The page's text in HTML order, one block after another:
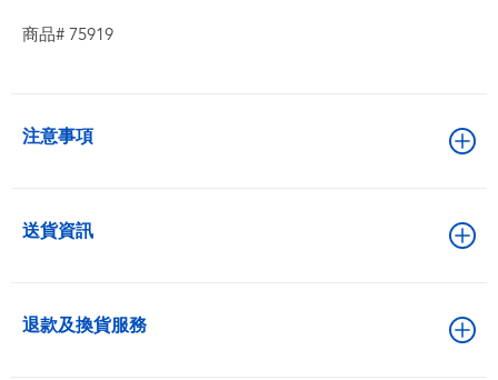
商品# 75919
注意事項
送貨資訊
退款及換貨服務